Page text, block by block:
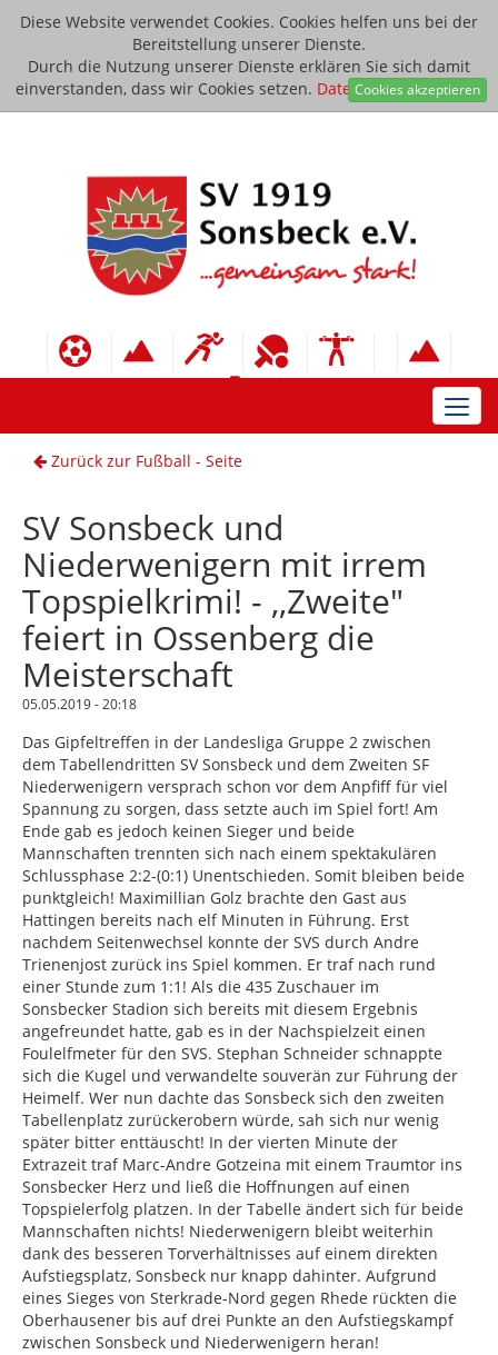
Diese Website verwendet Cookies. Cookies helfen uns bei der
Bereitstellung unserer Dienste.
Durch die Nutzung unserer Dienste erklären Sie sich damit
einverstanden, dass wir Cookies setzen. Datenschutzerklärung
Cookies akzeptieren
Zurück zur Fußball - Seite
SV Sonsbeck und
Niederwenigern mit irrem
Topspielkrimi! - ,,Zweite"
feiert in Ossenberg die
Meisterschaft
05.05.2019 - 20:18
Das Gipfeltreffen in der Landesliga Gruppe 2 zwischen
dem Tabellendritten SV Sonsbeck und dem Zweiten SF
Niederwenigern versprach schon vor dem Anpfiff für viel
Spannung zu sorgen, dass setzte auch im Spiel fort! Am
Ende gab es jedoch keinen Sieger und beide
Mannschaften trennten sich nach einem spektakulären
Schlussphase 2:2-(0:1) Unentschieden. Somit bleiben beide
punktgleich! Maximillian Golz brachte den Gast aus
Hattingen bereits nach elf Minuten in Führung. Erst
nachdem Seitenwechsel konnte der SVS durch Andre
Trienenjost zurück ins Spiel kommen. Er traf nach rund
einer Stunde zum 1:1! Als die 435 Zuschauer im
Sonsbecker Stadion sich bereits mit diesem Ergebnis
angefreundet hatte, gab es in der Nachspielzeit einen
Foulelfmeter für den SVS. Stephan Schneider schnappte
sich die Kugel und verwandelte souverän zur Führung der
Heimelf. Wer nun dachte das Sonsbeck sich den zweiten
Tabellenplatz zurückerobern würde, sah sich nur wenig
später bitter enttäuscht! In der vierten Minute der
Extrazeit traf Marc-Andre Gotzeina mit einem Traumtor ins
Sonsbecker Herz und ließ die Hoffnungen auf einen
Topspielerfolg platzen. In der Tabelle ändert sich für beide
Mannschaften nichts! Niederwenigern bleibt weiterhin
dank des besseren Torverhältnisses auf einem direkten
Aufstiegsplatz, Sonsbeck nur knapp dahinter. Aufgrund
eines Sieges von Sterkrade-Nord gegen Rhede rückten die
Oberhausener bis auf drei Punkte an den Aufstiegskampf
zwischen Sonsbeck und Niederwenigern heran!